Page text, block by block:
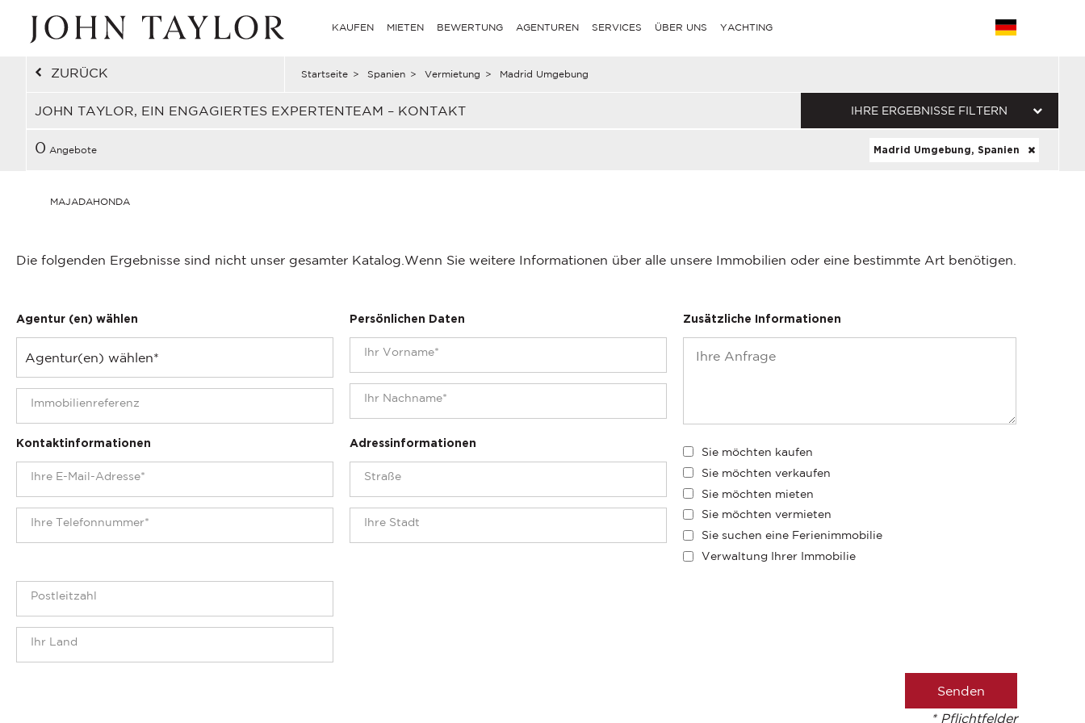
KAUFEN MIETEN BEWERTUNG AGENTUREN SERVICES ÜBER UNS YACHTING
ZURÜCK Startseite > Spanien > Vermietung > Madrid Umgebung
JOHN TAYLOR, EIN ENGAGIERTES EXPERTENTEAM – KONTAKT IHRE ERGEBNISSE FILTERN
0 Angebote Madrid Umgebung, Spanien
MAJADAHONDA
Die folgenden Ergebnisse sind nicht unser gesamter Katalog. Wenn Sie weitere Informationen über alle unsere Immobilien oder eine bestimmte Art benötigen.
Agentur (en) wählen Persönlichen Daten
Kontaktinformationen Adressinformationen
Zusätzliche Informationen
Sie möchten kaufen
Sie möchten verkaufen
Sie möchten mieten
Sie möchten vermieten
Sie suchen eine Ferienimmobilie
Verwaltung Ihrer Immobilie
* Pflichtfelder